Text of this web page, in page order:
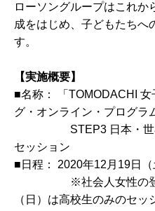
ローソングループはこれか
成をはじめ、子どもたちへ
す。
【実施概要】
■名称： 「TOMODACHI
グ・オンライン・プログラ
STEP3 日本・世界で
セッション
■日程： 2020年12月19日
※社会人女性の登壇
（日）は高校生のみのセッ